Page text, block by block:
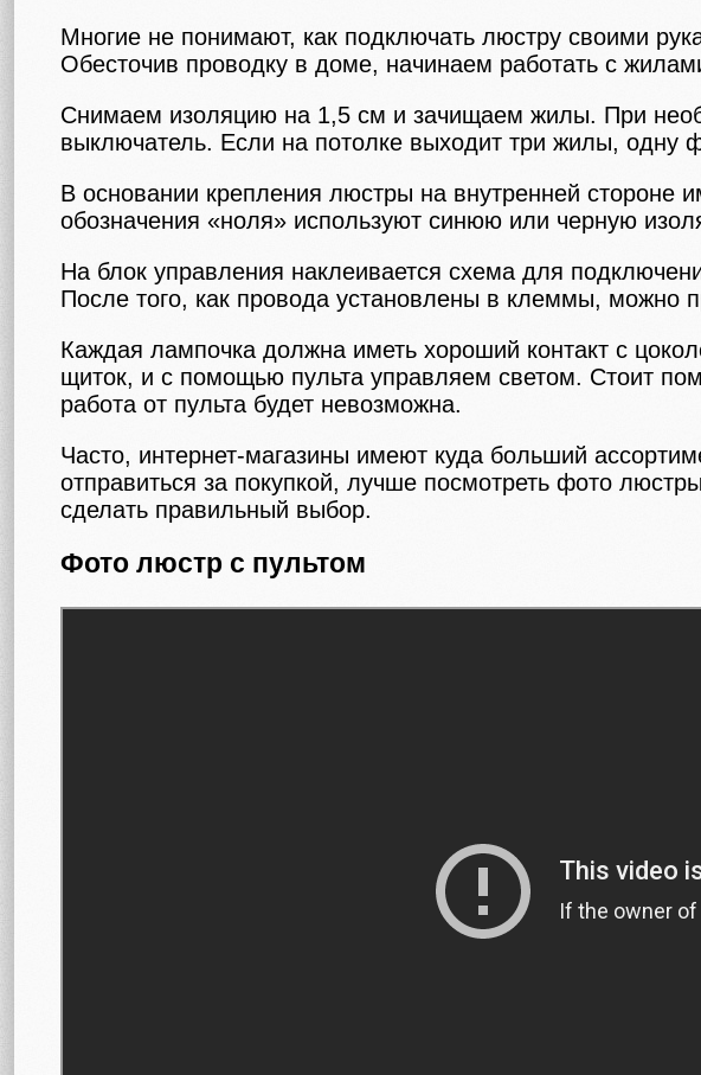
Многие не понимают, как подключать люстру своими
Обесточив проводку в доме, начинаем работать с
Снимаем изоляцию на 1,5 см и зачищаем жилы. При
выключатель. Если на потолке выходит три жилы, одну
В основании крепления люстры на внутренней
обозначения «ноля» используют синюю или черную
На блок управления наклеивается схема для
После того, как провода установлены в клеммы, можно
Каждая лампочка должна иметь хороший контакт с
щиток, и с помощью пульта управляем светом. Стоит
работа от пульта будет невозможна.
Часто, интернет-магазины имеют куда больший
отправиться за покупкой, лучше посмотреть фото
сделать правильный выбор.
Фото люстр с пультом